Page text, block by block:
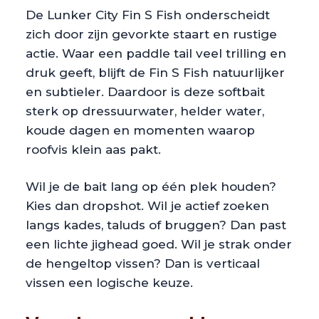
De Lunker City Fin S Fish onderscheidt
zich door zijn gevorkte staart en rustige
actie. Waar een paddle tail veel trilling en
druk geeft, blijft de Fin S Fish natuurlijker
en subtieler. Daardoor is deze softbait
sterk op dressuurwater, helder water,
koude dagen en momenten waarop
roofvis klein aas pakt.
Wil je de bait lang op één plek houden?
Kies dan dropshot. Wil je actief zoeken
langs kades, taluds of bruggen? Dan past
een lichte jighead goed. Wil je strak onder
de hengeltop vissen? Dan is verticaal
vissen een logische keuze.